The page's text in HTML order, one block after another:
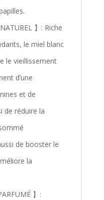
】: Riche
le miel blanc
le vieillissement
d’une
et de
de réduire la
de booster le
la
】: